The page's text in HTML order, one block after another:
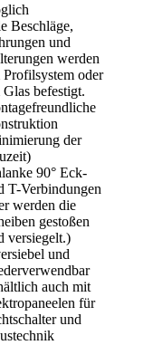
Beschläge,
und
werden
Profilsystem oder
Glas befestigt.
der
90° Eck-
T-Verbindungen
werden die
gestoßen
versiegelt.)
und
auch mit
für
und